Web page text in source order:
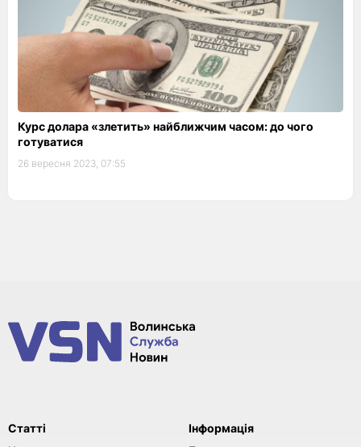
Курс долара «злетить» найближчим часом: до чого
готуватися
26 вересня 2023, 07:55
Статті Інформація